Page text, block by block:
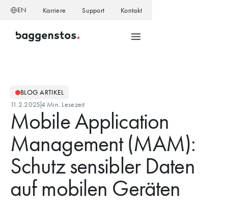
EN Karriere Support Kontakt
BLOG ARTIKEL
11.2.20254 Min. Lesezeit
Mobile Application
Management (MAM):
Schutz sensibler Daten
auf mobilen Geräten